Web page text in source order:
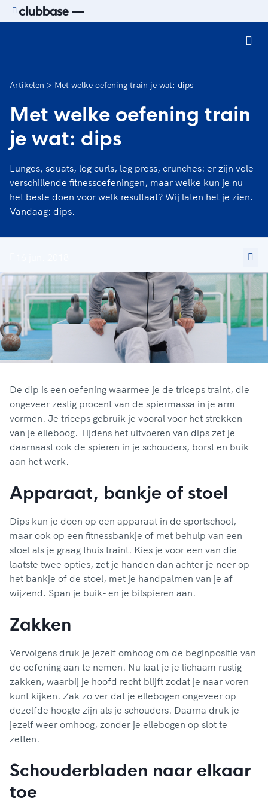
Artikelen Met welke oefening train je wat: dips
Met welke oefening train
je wat: dips
Lunges, squats, leg curls, leg press, crunches: er zijn vele
verschillende fitnessoefeningen, maar welke kun je nu
het beste doen voor welk resultaat? Wij laten het je zien.
Vandaag: dips.
De dip is een oefening waarmee je de triceps traint, die
ongeveer zestig procent van de spiermassa in je arm
vormen. Je triceps gebruik je vooral voor het strekken
van je elleboog. Tijdens het uitvoeren van dips zet je
daarnaast ook de spieren in je schouders, borst en buik
aan het werk.
Apparaat, bankje of stoel
Dips kun je doen op een apparaat in de sportschool,
maar ook op een fitnessbankje of met behulp van een
stoel als je graag thuis traint. Kies je voor een van die
laatste twee opties, zet je handen dan achter je neer op
het bankje of de stoel, met je handpalmen van je af
wijzend. Span je buik- en je bilspieren aan.
Zakken
Vervolgens druk je jezelf omhoog om de beginpositie van
de oefening aan te nemen. Nu laat je je lichaam rustig
zakken, waarbij je hoofd recht blijft zodat je naar voren
kunt kijken. Zak zo ver dat je ellebogen ongeveer op
dezelfde hoogte zijn als je schouders. Daarna druk je
jezelf weer omhoog, zonder je ellebogen op slot te
zetten.
Schouderbladen naar elkaar
toe